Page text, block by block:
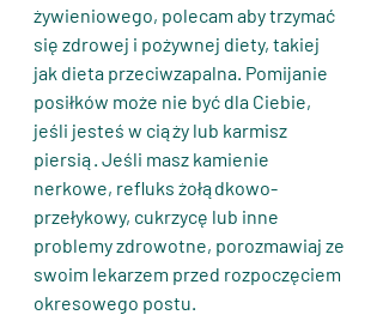
żywieniowego, polecam aby trzymać
się zdrowej i pożywnej diety, takiej
jak dieta przeciwzapalna. Pomijanie
posiłków może nie być dla Ciebie,
jeśli jesteś w ciąży lub karmisz
piersią. Jeśli masz kamienie
nerkowe, refluks żołądkowo-
przełykowy, cukrzycę lub inne
problemy zdrowotne, porozmawiaj ze
swoim lekarzem przed rozpoczęciem
okresowego postu.